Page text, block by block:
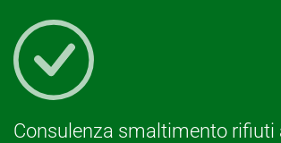
Consulenza smaltimento rifiuti